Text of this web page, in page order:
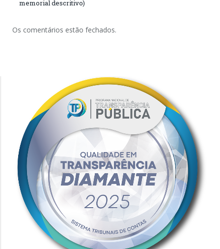
memorial descritivo)
Os comentários estão fechados.